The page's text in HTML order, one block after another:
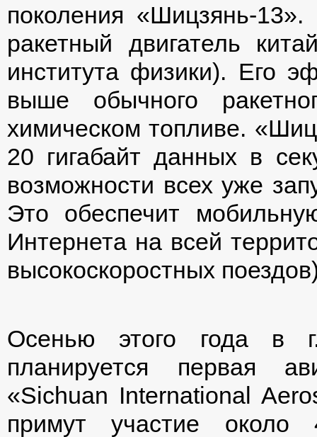
поколения «Шицзянь-
ракетный двигатель
института физики). Его
выше обычного
химическом топливе.
20 гигабайт данных в
возможности всех уже
Это обеспечит
Интернета на всей
высокоскоростных
Осенью этого года в
планируется первая
«Sichuan International
примут участие около